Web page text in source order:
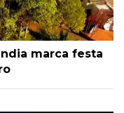
marca festa